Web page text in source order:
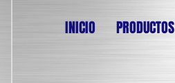
INICIO PRODUCTOS